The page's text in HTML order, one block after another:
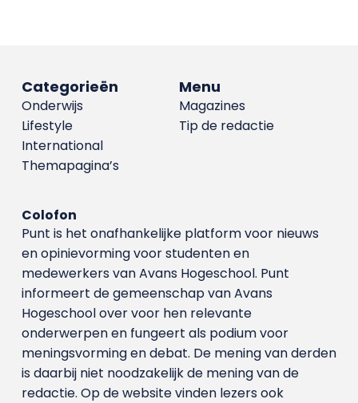
Menu
Magazines
Tip de redactie
Categorieën
Onderwijs
Lifestyle
International
Themapagina’s
Colofon
Punt is het onafhankelijke platform voor nieuws
en opinievorming voor studenten en
medewerkers van Avans Hoge­school. Punt
informeert de gemeenschap van Avans
Hogeschool over voor hen relevante
onderwerpen en fungeert als podium voor
meningsvorming en debat. De mening van derden
is daarbij niet noodzakelijk de mening van de
redactie. Op de website vinden lezers ook